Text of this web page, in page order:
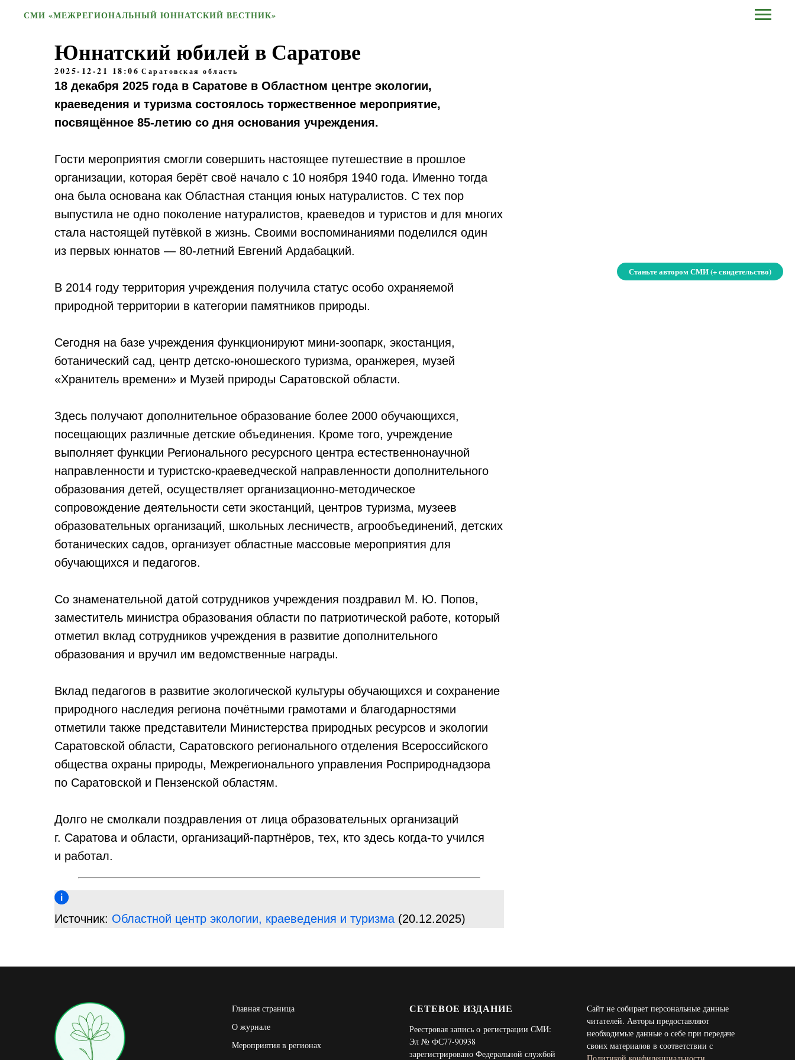
СМИ «МЕЖРЕГИОНАЛЬНЫЙ ЮННАТСКИЙ ВЕСТНИК»
Станьте автором СМИ (+ свидетельство)
Юннатский юбилей в Саратове
2025-12-21 18:06 Саратовская область
18 декабря 2025 года в Саратове в Областном центре экологии,
краеведения и туризма состоялось торжественное мероприятие,
посвящённое 85-летию со дня основания учреждения.
Гости мероприятия смогли совершить настоящее путешествие в прошлое
организации, которая берёт своё начало с 10 ноября 1940 года. Именно тогда
она была основана как Областная станция юных натуралистов. С тех пор
выпустила не одно поколение натуралистов, краеведов и туристов и для многих
стала настоящей путёвкой в жизнь. Своими воспоминаниями поделился один
из первых юннатов — 80-летний Евгений Ардабацкий.
В 2014 году территория учреждения получила статус особо охраняемой
природной территории в категории памятников природы.
Сегодня на базе учреждения функционируют мини-зоопарк, экостанция,
ботанический сад, центр детско-юношеского туризма, оранжерея, музей
«Хранитель времени» и Музей природы Саратовской области.
Здесь получают дополнительное образование более 2000 обучающихся,
посещающих различные детские объединения. Кроме того, учреждение
выполняет функции Регионального ресурсного центра естественнонаучной
направленности и туристско-краеведческой направленности дополнительного
образования детей, осуществляет организационно-методическое
сопровождение деятельности сети экостанций, центров туризма, музеев
образовательных организаций, школьных лесничеств, агрообъединений, детских
ботанических садов, организует областные массовые мероприятия для
обучающихся и педагогов.
Со знаменательной датой сотрудников учреждения поздравил М. Ю. Попов,
заместитель министра образования области по патриотической работе, который
отметил вклад сотрудников учреждения в развитие дополнительного
образования и вручил им ведомственные награды.
Вклад педагогов в развитие экологической культуры обучающихся и сохранение
природного наследия региона почётными грамотами и благодарностями
отметили также представители Министерства природных ресурсов и экологии
Саратовской области, Саратовского регионального отделения Всероссийского
общества охраны природы, Межрегионального управления Росприроднадзора
по Саратовской и Пензенской областям.
Долго не смолкали поздравления от лица образовательных организаций
г. Саратова и области, организаций-партнёров, тех, кто здесь когда-то учился
и работал.
Источник: Областной центр экологии, краеведения и туризма (20.12.2025)
Главная страница
О журнале
Мероприятия в регионах
СЕТЕВОЕ ИЗДАНИЕ
Реестровая запись о регистрации СМИ:
Эл № ФС77-90938
зарегистрировано Федеральной службой
Сайт не собирает персональные данные
читателей. Авторы предоставляют
необходимые данные о себе при передаче
своих материалов в соответствии с